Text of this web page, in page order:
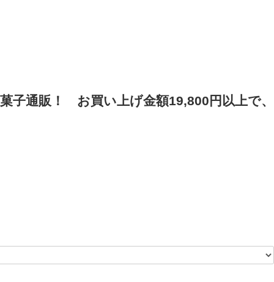
子通販！ お買い上げ金額19,800円以上で、